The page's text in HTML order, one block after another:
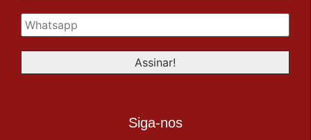
Siga-nos